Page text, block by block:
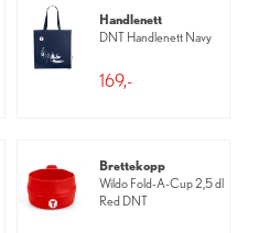
Handlenett
DNT Handlenett Navy
169,-
Brettekopp
Wildo Fold-A-Cup 2,5 dl
Red DNT